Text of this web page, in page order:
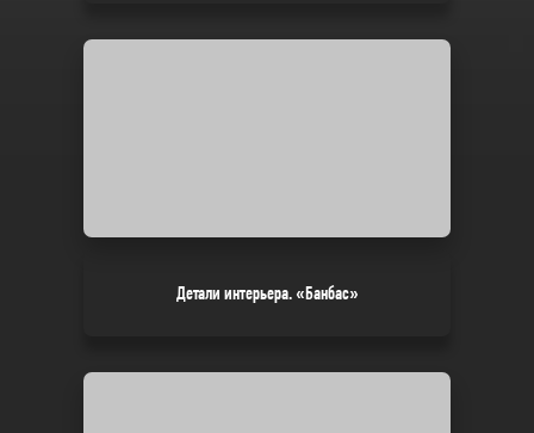
Детали интерьера. «Банбас»